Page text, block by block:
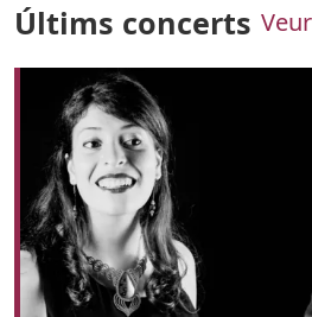
Últims concerts